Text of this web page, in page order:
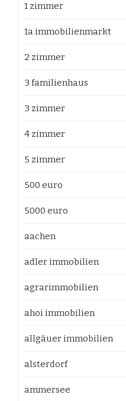
1 zimmer
1a immobilienmarkt
2 zimmer
3 familienhaus
3 zimmer
4 zimmer
5 zimmer
500 euro
5000 euro
aachen
adler immobilien
agrarimmobilien
ahoi immobilien
allgäuer immobilien
alsterdorf
ammersee